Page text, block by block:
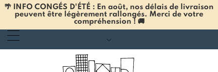
🌴 INFO CONGÉS D'ÉTÉ : En août, nos délais de livraison
peuvent être légèrement rallongés. Merci de votre
compréhension ! 🚚